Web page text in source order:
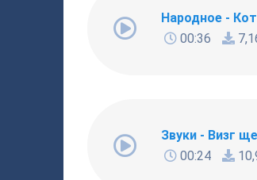
Народное -
00:36
Звуки - Визг
00:24